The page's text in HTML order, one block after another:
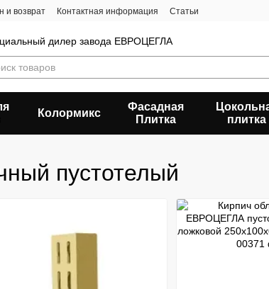
и возврат Контактная информация Статьи
дилер завода ЕВРОЦЕГЛА
Колормикс
Фасадная
Плитка
плитка
пустотелый